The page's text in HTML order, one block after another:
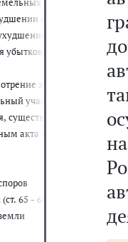
участков и (или)
качества земель,
качества
убытков при
земельных споров
участок
существовавшего до
акта исполнительного
65 - 66)